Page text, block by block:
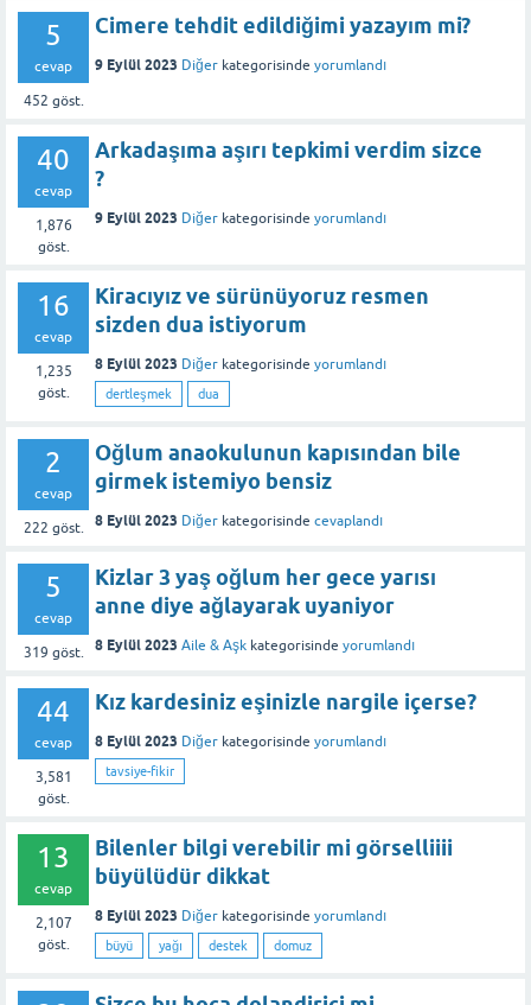
5
cevap
452 göst.
Cimere tehdit edildiğimi yazayım mi?
9 Eylül 2023 Diğer kategorisinde yorumlandı
40
cevap
1,876
göst.
Arkadaşıma aşırı tepkimi verdim sizce
?
9 Eylül 2023 Diğer kategorisinde yorumlandı
16
cevap
1,235
göst.
Kiracıyız ve sürünüyoruz resmen
sizden dua istiyorum
8 Eylül 2023 Diğer kategorisinde yorumlandı
dertleşmek dua
2
cevap
222 göst.
Oğlum anaokulunun kapısından bile
girmek istemiyo bensiz
8 Eylül 2023 Diğer kategorisinde cevaplandı
5
cevap
319 göst.
Kizlar 3 yaş oğlum her gece yarısı
anne diye ağlayarak uyaniyor
8 Eylül 2023 Aile & Aşk kategorisinde yorumlandı
44
cevap
3,581
göst.
Kız kardesiniz eşinizle nargile içerse?
8 Eylül 2023 Diğer kategorisinde yorumlandı
tavsiye-fikir
13
cevap
2,107
göst.
Bilenler bilgi verebilir mi görselliiii
büyülüdür dikkat
8 Eylül 2023 Diğer kategorisinde yorumlandı
büyü yağı destek domuz